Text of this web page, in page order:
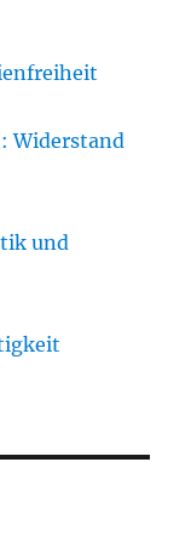
Widerstand
und